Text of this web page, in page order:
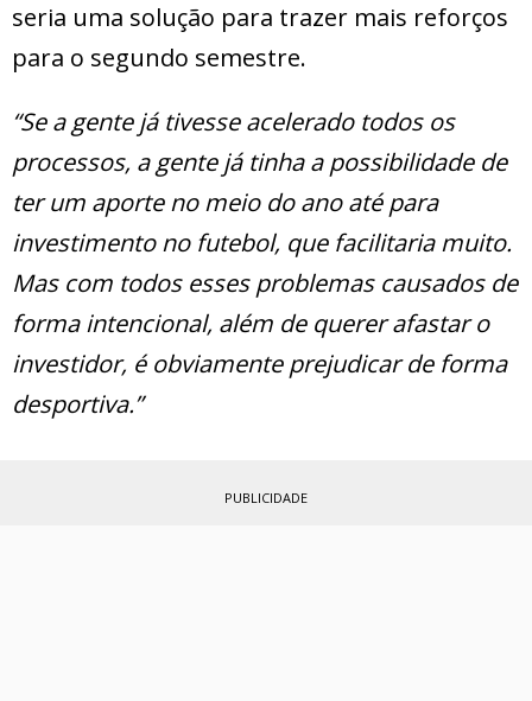
seria uma solução para trazer mais reforços
para o segundo semestre.
“Se a gente já tivesse acelerado todos os
processos, a gente já tinha a possibilidade de
ter um aporte no meio do ano até para
investimento no futebol, que facilitaria muito.
Mas com todos esses problemas causados de
forma intencional, além de querer afastar o
investidor, é obviamente prejudicar de forma
desportiva.”
PUBLICIDADE